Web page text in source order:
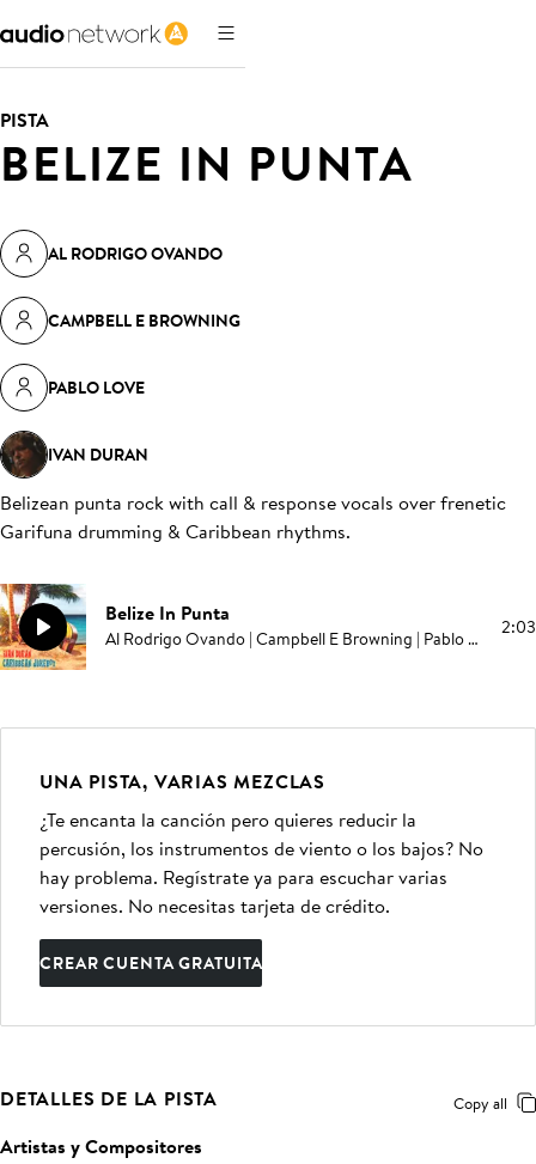
PISTA
BELIZE IN PUNTA
AL RODRIGO OVANDO
CAMPBELL E BROWNING
PABLO LOVE
IVAN DURAN
Belizean punta rock with call & response vocals over frenetic
Garifuna drumming & Caribbean rhythms.
Belize In Punta
Al Rodrigo Ovando | Campbell E Browning | Pablo Love | Ivan Duran 2:03
UNA PISTA, VARIAS MEZCLAS
¿Te encanta la canción pero quieres reducir la
percusión, los instrumentos de viento o los bajos? No
hay problema. Regístrate ya para escuchar varias
versiones. No necesitas tarjeta de crédito.
CREAR CUENTA GRATUITA
DETALLES DE LA PISTA Copy all
Artistas y Compositores